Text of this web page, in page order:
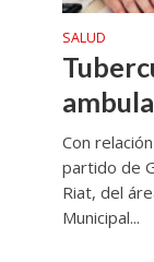
SALUD
Con
partido de
Riat, del
Municipal...